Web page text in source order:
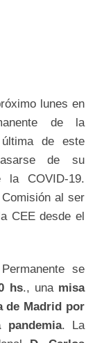
lunes en
de la
de este
de su
la COVID-19.
al ser
CEE desde el
se
hs., una misa
de Madrid por
. La